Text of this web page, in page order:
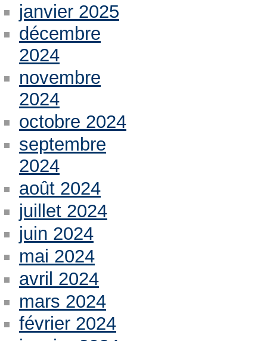
janvier 2025
décembre
2024
novembre
2024
octobre 2024
septembre
2024
août 2024
juillet 2024
juin 2024
mai 2024
avril 2024
mars 2024
février 2024